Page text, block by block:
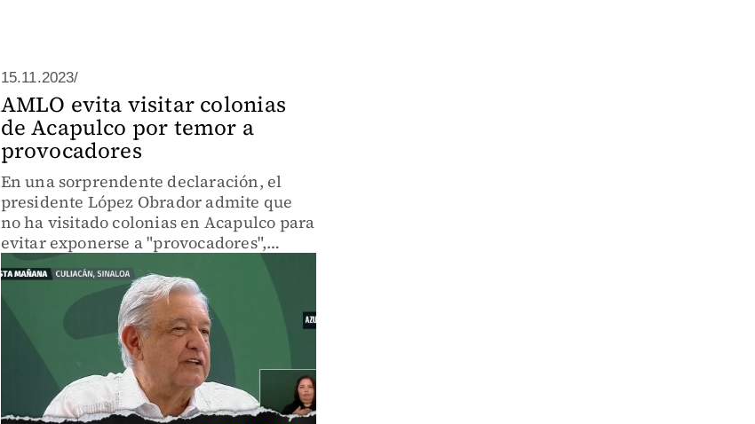
15.11.2023/
AMLO evita visitar colonias
de Acapulco por temor a
provocadores
En una sorprendente declaración, el
presidente López Obrador admite que
no ha visitado colonias en Acapulco para
evitar exponerse a "provocadores",
argumentando la necesidad de cuidar la
investidura presidencial